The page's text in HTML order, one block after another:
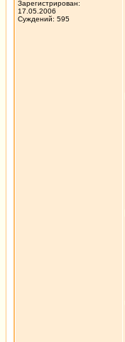
Зарегистрирован:
17.05.2006
Суждений: 595